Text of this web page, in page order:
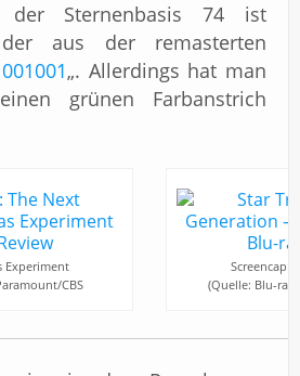
der Sternenbasis 74 ist
aus der remasterten
„. Allerdings hat man
grünen Farbanstrich
Experiment
CBS
Screencap:
(Quelle: Blu-